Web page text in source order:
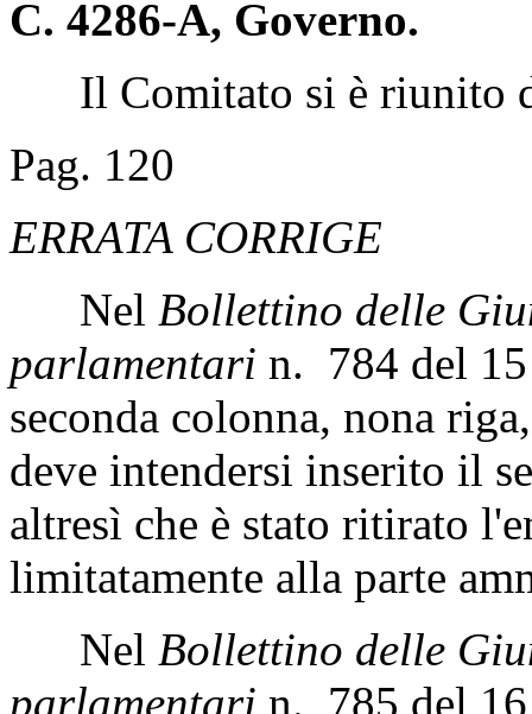
delle popolazioni colpite
del 2017.
C. 4286-A, Governo.
Il Comitato si è riunito
Pag. 120
ERRATA CORRIGE
Nel Bollettino delle
parlamentarin. 784 del 15
seconda colonna, nona
deve intendersi inserito il
altresì che è stato ritirato
limitatamente alla parte